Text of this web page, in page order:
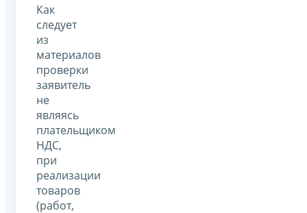
Как
следует
из
материалов
проверки
заявитель
не
являясь
плательщиком
НДС,
при
реализации
товаров
(работ,